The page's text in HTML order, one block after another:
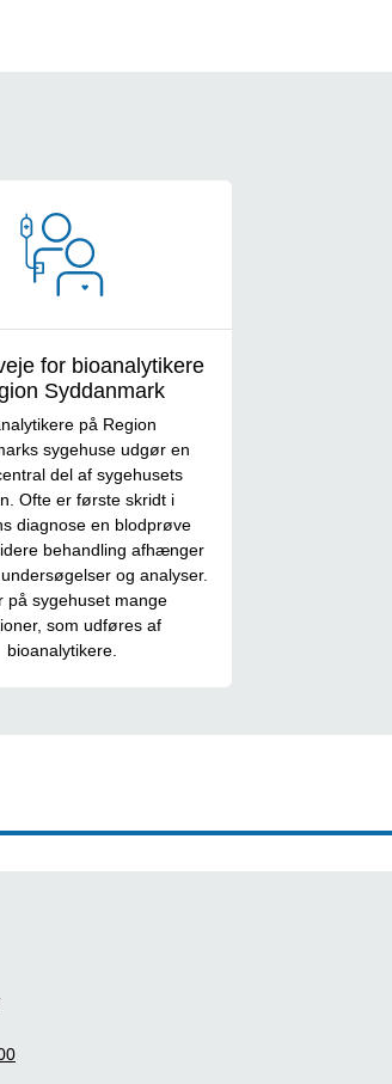
for bioanalytikere
Syddanmark
på Region
sygehuse udgør en
del af sygehusets
Ofte er første skridt i
diagnose en blodprøve
behandling afhænger
og analyser.
på sygehuset mange
som udføres af
bioanalytikere.